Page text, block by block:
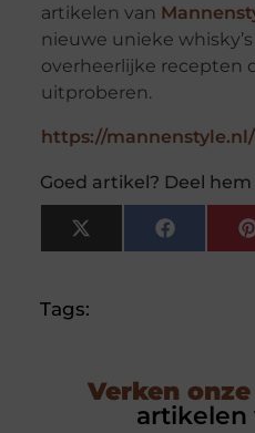
artikelen van
nieuwe unieke
overheerlijke recepten
uitproberen.
https://mannenstyle.nl/
Goed artikel? Deel
X
(Twitter)
Tags:
Verken
artikelen